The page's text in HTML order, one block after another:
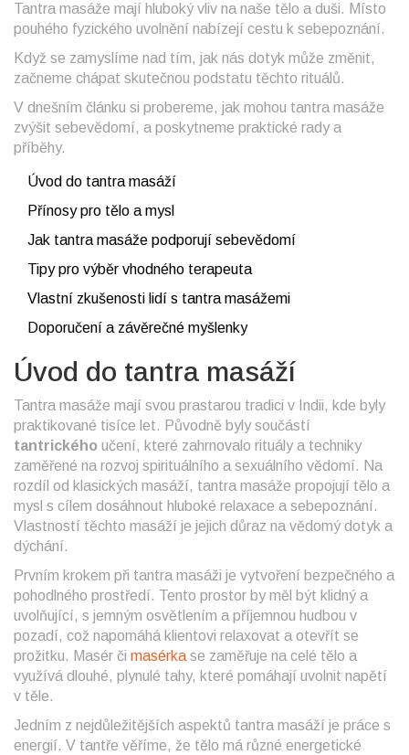
Tantra masáže mají hluboký vliv na naše tělo a duši. Místo
pouhého fyzického uvolnění nabízejí cestu k sebepoznání.
Když se zamyslíme nad tím, jak nás dotyk může změnit,
začneme chápat skutečnou podstatu těchto rituálů.
V dnešním článku si probereme, jak mohou tantra masáže
zvýšit sebevědomí, a poskytneme praktické rady a
příběhy.
Úvod do tantra masáží
Přínosy pro tělo a mysl
Jak tantra masáže podporují sebevědomí
Tipy pro výběr vhodného terapeuta
Vlastní zkušenosti lidí s tantra masážemi
Doporučení a závěrečné myšlenky
Úvod do tantra masáží
Tantra masáže mají svou prastarou tradici v Indii, kde byly
praktikované tisíce let. Původně byly součástí
tantrického učení, které zahrnovalo rituály a techniky
zaměřené na rozvoj spirituálního a sexuálního vědomí. Na
rozdíl od klasických masáží, tantra masáže propojují tělo a
mysl s cílem dosáhnout hluboké relaxace a sebepoznání.
Vlastností těchto masáží je jejich důraz na vědomý dotyk a
dýchání.
Prvním krokem při tantra masáži je vytvoření bezpečného a
pohodlného prostředí. Tento prostor by měl být klidný a
uvolňující, s jemným osvětlením a příjemnou hudbou v
pozadí, což napomáhá klientovi relaxovat a otevřít se
prožitku. Masér či masérka se zaměřuje na celé tělo a
využívá dlouhé, plynulé tahy, které pomáhají uvolnit napětí
v těle.
Jedním z nejdůležitějších aspektů tantra masáží je práce s
energií. V tantře věříme, že tělo má různé energetické